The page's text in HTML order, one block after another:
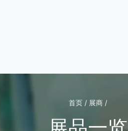
首页 / 展商 /